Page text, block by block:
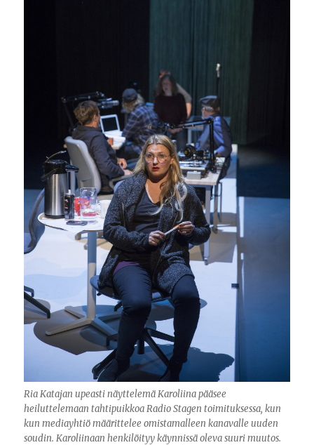
Ria Katajan upeasti näyttelemä Karoliina pääsee
heiluttelemaan tahtipuikkoa Radio Stagen toimituksessa, kun
kun mediayhtiö määrittelee omistamalleen kanavalle uuden
soudin. Karoliinaan henkilöityy käynnissä oleva suuri muutos.